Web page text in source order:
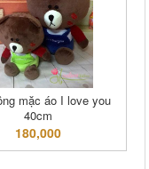
mặc áo I love you
40cm
180,000